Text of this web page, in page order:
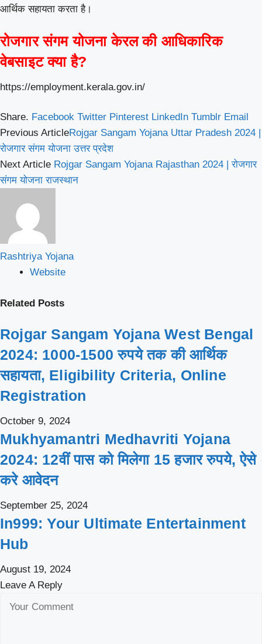
आर्थिक सहायता करता है।
रोजगार संगम योजना केरल की आधिकारिक
वेबसाइट क्या है?
https://employment.kerala.gov.in/
Share. Facebook Twitter Pinterest LinkedIn Tumblr Email
Previous ArticleRojgar Sangam Yojana Uttar Pradesh 2024 |
रोजगार संगम योजना उत्तर प्रदेश
Next Article Rojgar Sangam Yojana Rajasthan 2024 | रोजगार
संगम योजना राजस्थान
Rashtriya Yojana
Website
Related Posts
Rojgar Sangam Yojana West Bengal
2024: 1000-1500 रुपये तक की आर्थिक
सहायता, Eligibility Criteria, Online
Registration
October 9, 2024
Mukhyamantri Medhavriti Yojana
2024: 12वीं पास को मिलेगा 15 हजार रुपये, ऐसे
करे आवेदन
September 25, 2024
In999: Your Ultimate Entertainment
Hub
August 19, 2024
Leave A Reply